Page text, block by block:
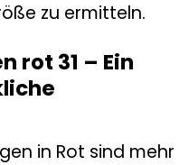
zu ermitteln.
rot 31 – Ein
in Rot sind mehr